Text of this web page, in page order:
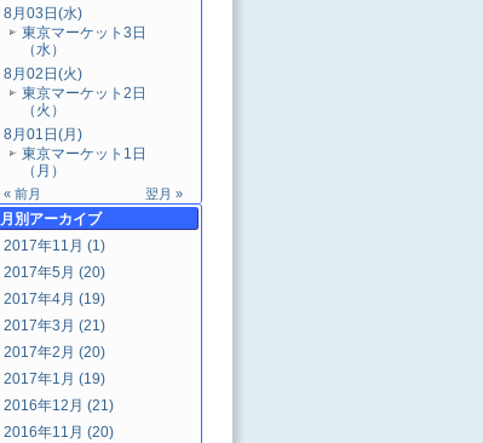
8月03日(水)
東京マーケット3日
（水）
8月02日(火)
東京マーケット2日
（火）
8月01日(月)
東京マーケット1日
（月）
« 前月 翌月 »
月別 アーカイブ
2017年11月 (1)
2017年5月 (20)
2017年4月 (19)
2017年3月 (21)
2017年2月 (20)
2017年1月 (19)
2016年12月 (21)
2016年11月 (20)